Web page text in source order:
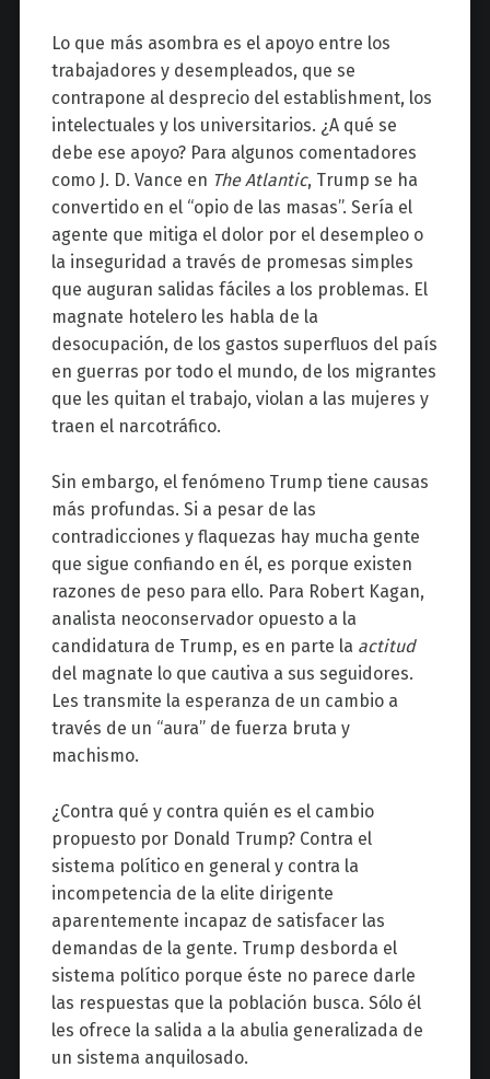
Lo que más asombra es el apoyo entre los
trabajadores y desempleados, que se
contrapone al desprecio del establishment, los
intelectuales y los universitarios. ¿A qué se
debe ese apoyo? Para algunos comentadores
como J. D. Vance en The Atlantic, Trump se ha
convertido en el “opio de las masas”. Sería el
agente que mitiga el dolor por el desempleo o
la inseguridad a través de promesas simples
que auguran salidas fáciles a los problemas. El
magnate hotelero les habla de la
desocupación, de los gastos superfluos del país
en guerras por todo el mundo, de los migrantes
que les quitan el trabajo, violan a las mujeres y
traen el narcotráfico.
Sin embargo, el fenómeno Trump tiene causas
más profundas. Si a pesar de las
contradicciones y flaquezas hay mucha gente
que sigue confiando en él, es porque existen
razones de peso para ello. Para Robert Kagan,
analista neoconservador opuesto a la
candidatura de Trump, es en parte la actitud
del magnate lo que cautiva a sus seguidores.
Les transmite la esperanza de un cambio a
través de un “aura” de fuerza bruta y
machismo.
¿Contra qué y contra quién es el cambio
propuesto por Donald Trump? Contra el
sistema político en general y contra la
incompetencia de la elite dirigente
aparentemente incapaz de satisfacer las
demandas de la gente. Trump desborda el
sistema político porque éste no parece darle
las respuestas que la población busca. Sólo él
les ofrece la salida a la abulia generalizada de
un sistema anquilosado.